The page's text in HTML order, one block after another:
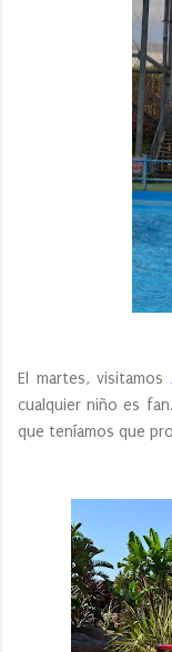
El martes, visitamos
cualquier niño es
que teníamos que